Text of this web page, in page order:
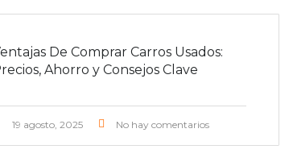
De Comprar Carros Usados:
Ahorro y Consejos Clave
19 agosto, 2025 No hay comentarios